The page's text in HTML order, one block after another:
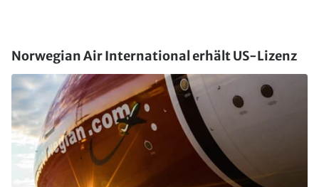
Norwegian Air International erhält US-Lizenz